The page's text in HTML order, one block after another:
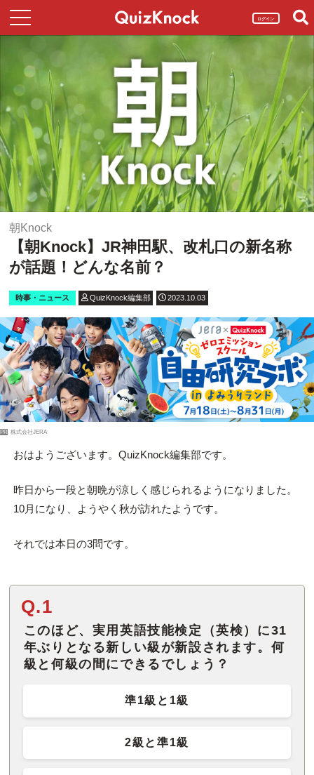
ログイン
朝Knock
【朝Knock】JR神田駅、改札口の新名称
が話題！どんな名前？
時事・ニュース QuizKnock編集部 2023.10.03
PR 株式会社JERA
おはようございます。QuizKnock編集部です。
昨日から一段と朝晩が涼しく感じられるようになりました。
10月になり、ようやく秋が訪れたようです。
それでは本日の3問です。
Q.1
このほど、実用英語技能検定（英検）に31
年ぶりとなる新しい級が新設されます。何
級と何級の間にできるでしょう？
準1級と1級
2級と準1級